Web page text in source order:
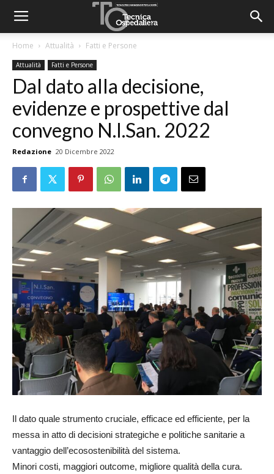
Home Attualità Fatti e Persone
Attualità Fatti e Persone
Dal dato alla decisione,
evidenze e prospettive dal
convegno N.I.San. 2022
Redazione 20 Dicembre 2022
Il dato quale strumento cruciale, efficace ed efficiente, per la
messa in atto di decisioni strategiche e politiche sanitarie a
vantaggio dell’ecosostenibilità del sistema.
Minori costi, maggiori outcome, migliore qualità della cura.